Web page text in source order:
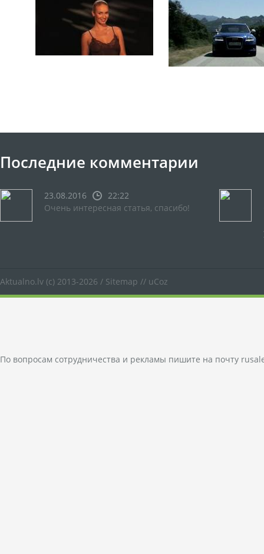
Последние комментарии
23.08.2016
22:22
Очень интересная статья, спасибо!
Aktualno.lv (c) 2013-2026 / Sitemap // uCoz
По вопросам сотрудничества и рекламы пишите на почту